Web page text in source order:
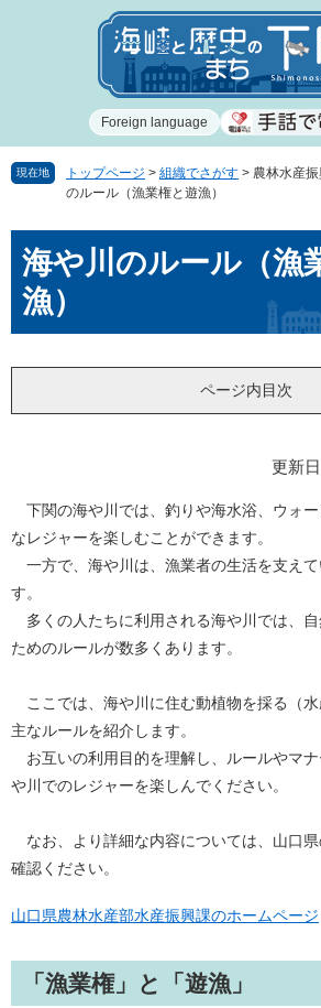
で
ば
Foreign language
現在地 トップページ > 組織でさがす > 農林水産
のルール（漁業権と遊漁）
文海や川のルール（漁
漁）
ページ内目次
更新
下関の海や川では、釣りや海水浴、ウォー
なレジャーを楽しむことができます。
一方で、海や川は、漁業者の生活を支えて
す。
多くの人たちに利用される海や川では、
ためのルールが数多くあります。
ここでは、海や川に住む動植物を採る（
主なルールを紹介します。
お互いの利用目的を理解し、ルールやマ
や川でのレジャーを楽しんでください。
なお、より詳細な内容については、山口
確認ください。
山口県農林水産部水産振興課のホームページ
「漁業権」と「遊漁」